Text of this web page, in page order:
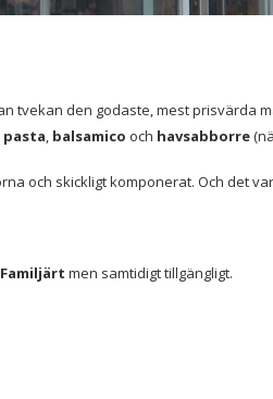
tvekan den godaste, mest prisvärda
pasta, balsamico och havsabborre
och skickligt komponerat. Och det
Familjärt men samtidigt tillgängligt.